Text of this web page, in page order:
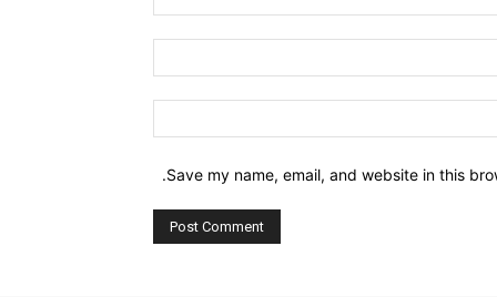
Save my name, email, and website in this